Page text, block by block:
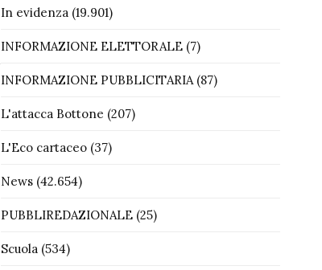
In evidenza(19.901)
INFORMAZIONE ELETTORALE(7)
INFORMAZIONE PUBBLICITARIA(87)
L'attacca Bottone (207)
L'Eco cartaceo(37)
News(42.654)
PUBBLIREDAZIONALE(25)
Scuola(534)